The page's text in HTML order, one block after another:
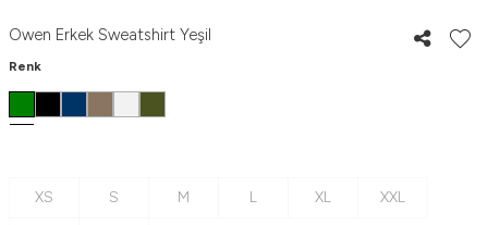
Owen Erkek Sweatshirt Yeşil
Renk
XS S M L XL XXL